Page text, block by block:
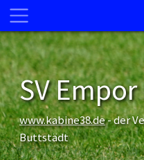
SV
www.kabine38.de- der
Buttstädt